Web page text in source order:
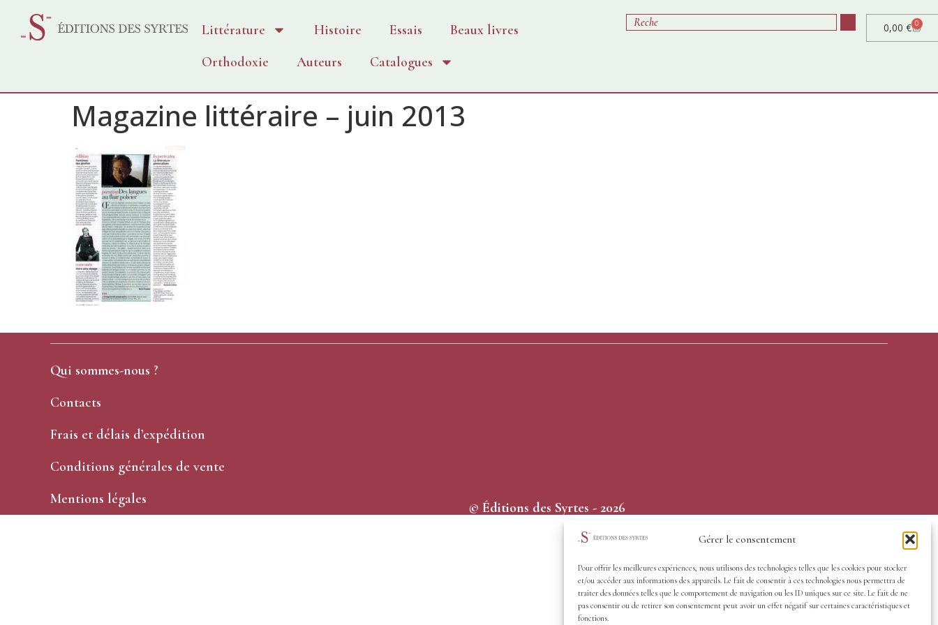
Gérer le consentement
Pour offrir les meilleures expériences, nous utilisons des technologies telles que les cookies pour stocker
et/ou accéder aux informations des appareils. Le fait de consentir à ces technologies nous permettra de
traiter des données telles que le comportement de navigation ou les ID uniques sur ce site. Le fait de ne
pas consentir ou de retirer son consentement peut avoir un effet négatif sur certaines caractéristiques et
fonctions.
Littérature Histoire Essais
Beaux livres
Orthodoxie
Auteurs Catalogues
0,00€ 0
Magazine littéraire – juin 2013
Qui sommes-nous ?
Contacts
Frais et délais d’expédition
Conditions générales de vente
Mentions légales
© Éditions des Syrtes - 2026